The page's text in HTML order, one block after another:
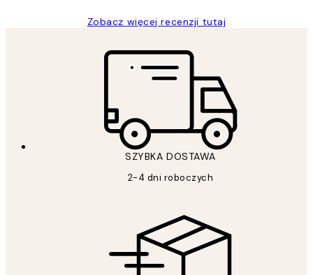
Zobacz więcej recenzji tutaj
SZYBKA DOSTAWA
2-4 dni roboczych